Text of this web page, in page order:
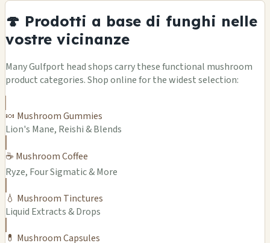
🍄 Prodotti a base di funghi nelle
vostre vicinanze
Many Gulfport head shops carry these functional mushroom
product categories. Shop online for the widest selection:
🍬 Mushroom Gummies
Lion's Mane, Reishi & Blends
☕ Mushroom Coffee
Ryze, Four Sigmatic & More
💧 Mushroom Tinctures
Liquid Extracts & Drops
💊 Mushroom Capsules